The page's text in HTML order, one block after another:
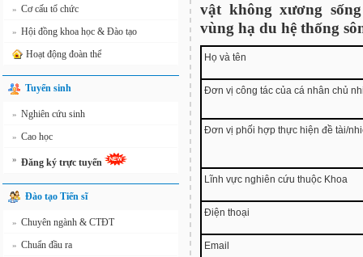
» Cơ cấu tổ chức
» Hội đồng khoa học & Đào tạo
Hoạt động đoàn thể
Tuyển sinh
» Nghiên cứu sinh
» Cao học
» Đăng ký trực tuyến
Đào tạo Tiến sĩ
» Chuyên ngành & CTĐT
» Chuẩn đầu ra
vật không xương
vùng hạ du hệ thống
Họ và tên
Đơn vị công tác của cá nhân chủ
Đơn vị phối hợp thực hiện đề tài/
Lĩnh vực nghiên cứu thuộc Khoa
Điện thoại
Email